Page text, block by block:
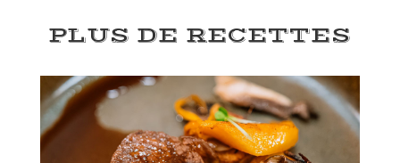
PLUS DE RECETTES